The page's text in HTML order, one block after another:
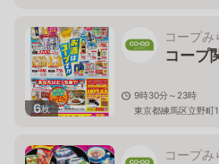
6枚
コープみ
コープ
9時30分～23時
東京都練馬区立野町
コープみ